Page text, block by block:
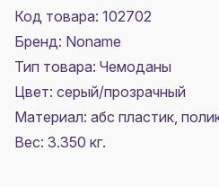
Код товара: 102702
Бренд: Noname
Тип товара: Чемоданы
Цвет: серый/прозрачный
Материал: aбс пластик,
Вес: 3.350 кг.